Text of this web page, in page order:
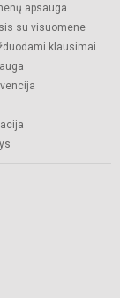
apsauga
su visuomene
klausimai